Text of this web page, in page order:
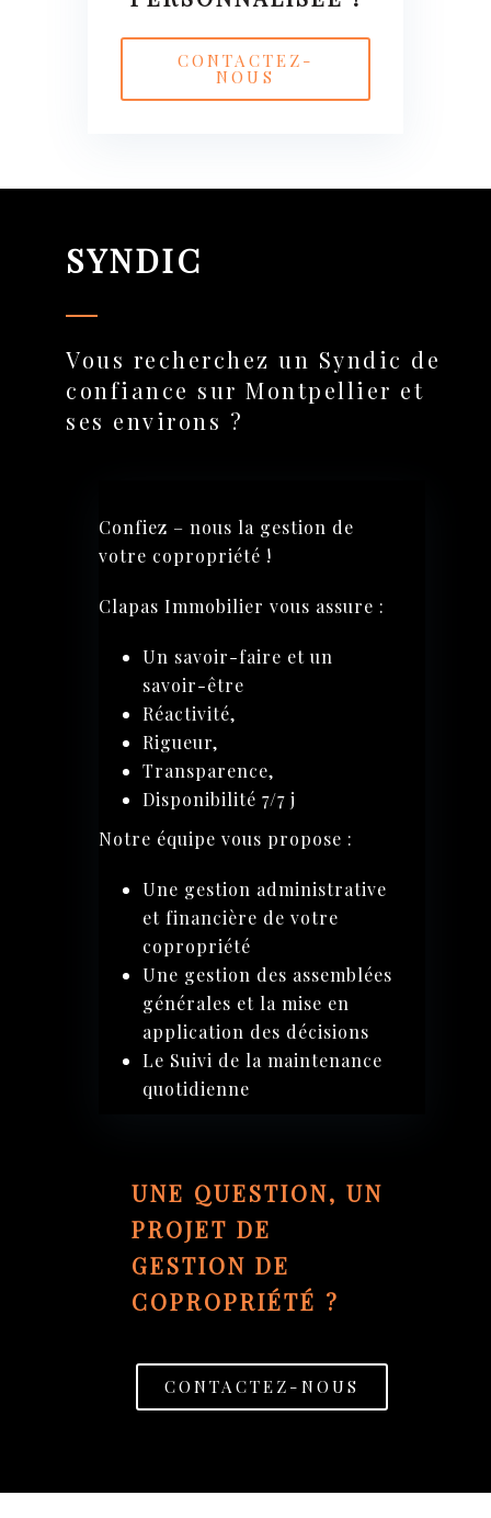
CONTACTEZ-
NOUS
SYNDIC
Vous recherchez un Syndic de
confiance sur Montpellier et
ses environs ?
Confiez – nous la gestion de
votre copropriété !
Clapas Immobilier vous assure :
Un savoir-faire et un
savoir-être
Réactivité,
Rigueur,
Transparence,
Disponibilité 7/7 j
Notre équipe vous propose :
Une gestion administrative
et financière de votre
copropriété
Une gestion des assemblées
générales et la mise en
application des décisions
Le Suivi de la maintenance
quotidienne
UNE QUESTION, UN
PROJET DE
GESTION DE
COPROPRIÉTÉ ?
CONTACTEZ-NOUS